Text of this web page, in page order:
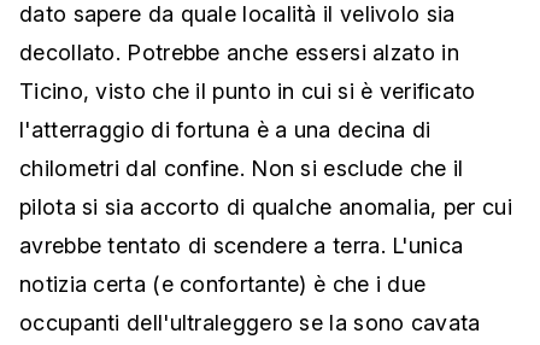
dato sapere da quale località il velivolo sia
decollato. Potrebbe anche essersi alzato in
Ticino, visto che il punto in cui si è verificato
l'atterraggio di fortuna è a una decina di
chilometri dal confine. Non si esclude che il
pilota si sia accorto di qualche anomalia, per cui
avrebbe tentato di scendere a terra. L'unica
notizia certa (e confortante) è che i due
occupanti dell'ultraleggero se la sono cavata